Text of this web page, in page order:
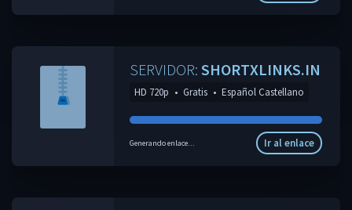
SERVIDOR: SHORTXLINKS.IN
HD 720p • Gratis • Español Castellano
Generando enlace... Ir al enlace